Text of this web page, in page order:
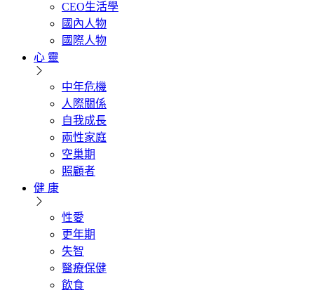
CEO生活學
國內人物
國際人物
心 靈
中年危機
人際關係
自我成長
兩性家庭
空巢期
照顧者
健 康
性愛
更年期
失智
醫療保健
飲食